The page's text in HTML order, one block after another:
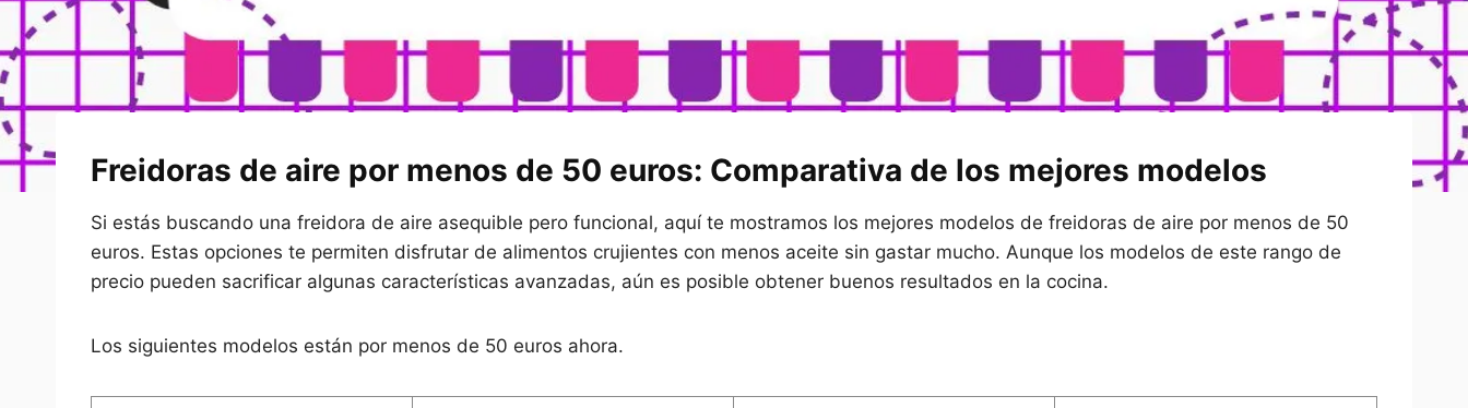
Freidoras de aire por menos de 50 euros: Comparativa de los mejores modelos
Si estás buscando una freidora de aire asequible pero funcional, aquí te mostramos los mejores modelos de freidoras de aire por menos de 50
euros. Estas opciones te permiten disfrutar de alimentos crujientes con menos aceite sin gastar mucho. Aunque los modelos de este rango de
precio pueden sacrificar algunas características avanzadas, aún es posible obtener buenos resultados en la cocina.
Los siguientes modelos están por menos de 50 euros ahora.